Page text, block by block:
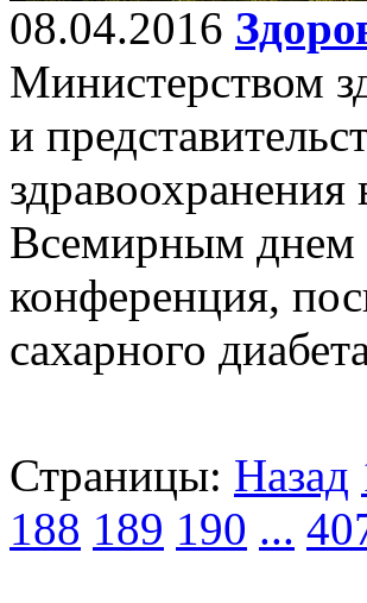
08.04.2016
Министерством
и
здравоохранения
Всемирным днем
конференция,
сахарного
Страницы: Назад
188 189 190 ...